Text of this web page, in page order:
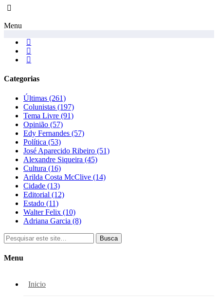
Menu
Categorias
Últimas (261)
Colunistas (197)
Tema Livre (91)
Opinião (57)
Edy Fernandes (57)
Política (53)
José Aparecido Ribeiro (51)
Alexandre Siqueira (45)
Cultura (16)
Arilda Costa McClive (14)
Cidade (13)
Editorial (12)
Estado (11)
Walter Felix (10)
Adriana Garcia (8)
Busca
Menu
Inicio